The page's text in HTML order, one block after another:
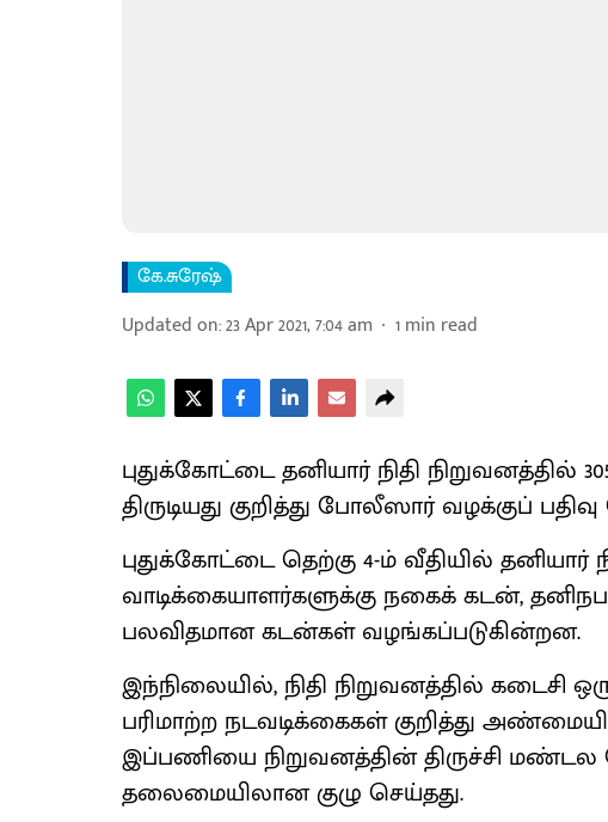
கே.சுரேஷ்
Updated on:23 Apr 2021, 7:04 am 1min read
புதுக்கோட்டை தனியார் நிதி
திருடியது குறித்து போலீஸார் வழக்குப்
புதுக்கோட்டை தெற்கு 4-ம் வீதியில் தனியார்
வாடிக்கையாளர்களுக்கு நகைக் கடன்,
பலவிதமான கடன்கள் வழங்கப்படுகின்றன.
இந்நிலையில், நிதி நிறுவனத்தில்
பரிமாற்ற நடவடிக்கைகள் குறித்து
இப்பணியை நிறுவனத்தின் திருச்சி
தலைமையிலான குழு செய்தது.